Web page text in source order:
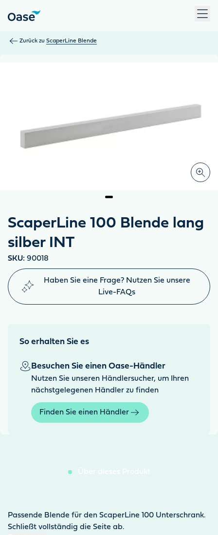
Zurück zu ScaperLine Blende
ScaperLine 100 Blende lang
silber INT
SKU: 90018
Haben Sie eine Frage? Nutzen Sie unsere
Live-FAQs
So erhalten Sie es
Besuchen Sie einen Oase-Händler
Nutzen Sie unseren Händlersucher, um Ihren
nächstgelegenen Händler zu finden
Finden Sie einen Händler
Über dieses Produkt
Passende Blende für den ScaperLine 100 Unterschrank.
Schließt vollständig die Seite ab.